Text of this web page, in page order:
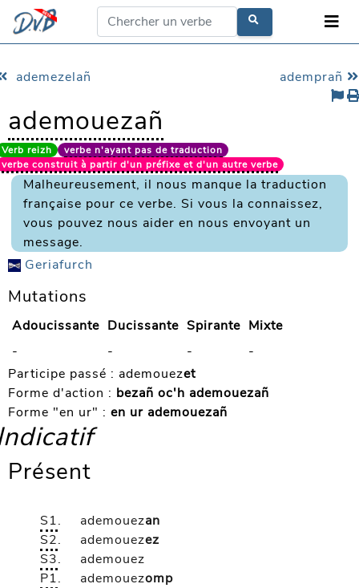
ademezelañ ademprañ
ademouezañ
Verb reizh
verbe n'ayant pas de traduction
verbe construit à partir d'un préfixe et d'un autre verbe
Malheureusement, il nous manque la traduction
française pour ce verbe. Si vous la connaissez,
vous pouvez nous aider en nous envoyant un
message.
Geriafurch
Mutations
Adoucissante Ducissante Spirante Mixte
-
- -
-
Participe passé : ademouezet
Forme d'action : bezañ oc'h ademouezañ
Forme "en ur" : en ur ademouezañ
Présent
S1. ademouezan
S2. ademouezez
S3.
ademouez
P1. ademouezomp